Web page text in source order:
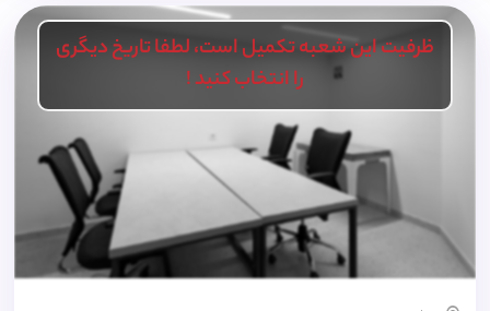
ظرفیت این شعبه تکمیل است، لطفا تاریخ دیگری
را انتخاب کنید !